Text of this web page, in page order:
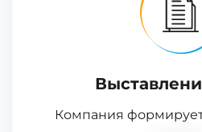
Компания формирует